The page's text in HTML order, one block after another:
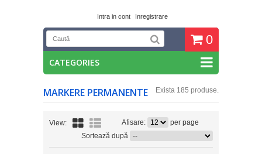
0
Intra in cont Inregistrare
CATEGORIES
MARKERE PERMANENTE Exista 185 produse.
View:
Sortează după
Afisare: per page